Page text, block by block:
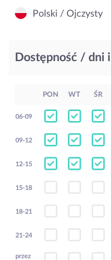
Polski / Ojczysty
Dostępność / dni
PON WT ŚR
06-09
09-12
12-15
15-18
18-21
21-24
przez